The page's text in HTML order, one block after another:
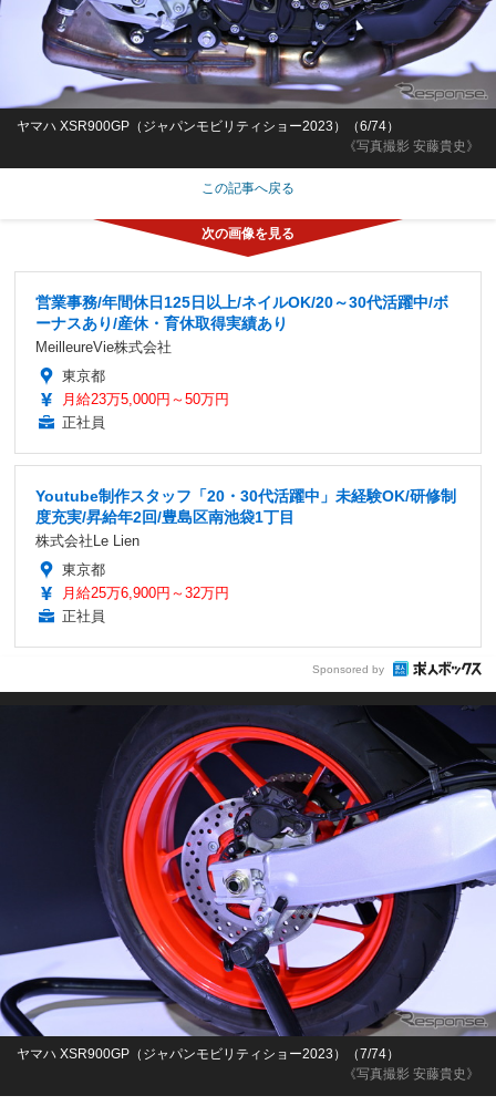
《写真撮影 安藤貴史》
ヤマハ XSR900GP（ジャパンモビリティショー2023）（6/74）
この記事へ戻る
営業事務/年間休日125日以上/ネイルOK/20～30代活躍中/ボ
ーナスあり/産休・育休取得実績あり
MeilleureVie株式会社
東京都
月給23万5,000円～50万円
正社員
Youtube制作スタッフ「20・30代活躍中」未経験OK/研修制
度充実/昇給年2回/豊島区南池袋1丁目
株式会社Le Lien
東京都
月給25万6,900円～32万円
正社員
Sponsored by
《写真撮影 安藤貴史》
ヤマハ XSR900GP（ジャパンモビリティショー2023）（7/74）